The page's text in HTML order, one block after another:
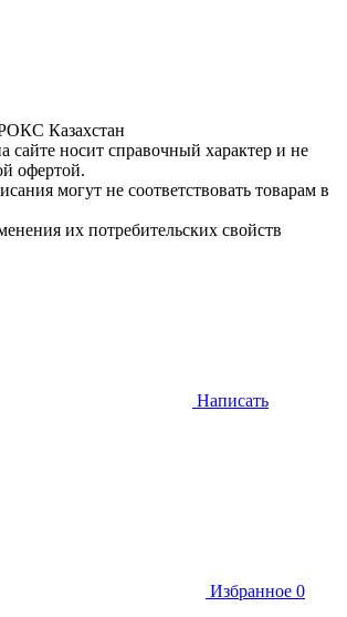
Казахстан
сайте носит справочный характер и не
офертой.
могут не соответствовать товарам в
их потребительских свойств
Написать
Избранное 0